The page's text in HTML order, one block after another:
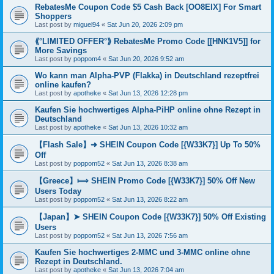
RebatesMe Coupon Code $5 Cash Back [OO8EIX] For Smart
Shoppers
Last post by miguel94 « Sat Jun 20, 2026 2:09 pm
⟪°LIMITED OFFER°⟫ RebatesMe Promo Code [[HNK1V5]] for
More Savings
Last post by poppom4 « Sat Jun 20, 2026 9:52 am
Wo kann man Alpha-PVP (Flakka) in Deutschland rezeptfrei
online kaufen?
Last post by apotheke « Sat Jun 13, 2026 12:28 pm
Kaufen Sie hochwertiges Alpha-PiHP online ohne Rezept in
Deutschland
Last post by apotheke « Sat Jun 13, 2026 10:32 am
【Flash Sale】➜ SHEIN Coupon Code [{W33K7}] Up To 50%
Off
Last post by poppom52 « Sat Jun 13, 2026 8:38 am
【Greece】⟾ SHEIN Promo Code [{W33K7}] 50% Off New
Users Today
Last post by poppom52 « Sat Jun 13, 2026 8:22 am
【Japan】➤ SHEIN Coupon Code [{W33K7}] 50% Off Existing
Users
Last post by poppom52 « Sat Jun 13, 2026 7:56 am
Kaufen Sie hochwertiges 2-MMC und 3-MMC online ohne
Rezept in Deutschland.
Last post by apotheke « Sat Jun 13, 2026 7:04 am